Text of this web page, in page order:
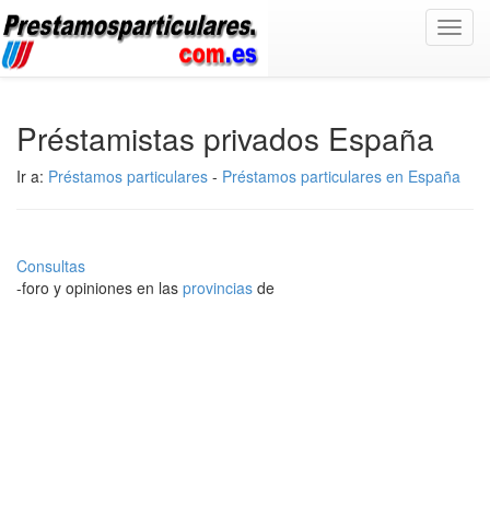
Préstamistas privados España
Ir a: Préstamos particulares - Préstamos particulares en España
Consultas
-foro y opiniones en las provincias de